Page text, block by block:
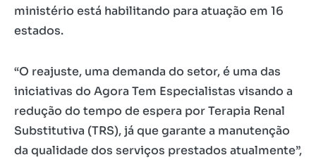
ministério está habilitando para atuação em 16
estados.
“O reajuste, uma demanda do setor, é uma das
iniciativas do Agora Tem Especialistas visando a
redução do tempo de espera por Terapia Renal
Substitutiva (TRS), já que garante a manutenção
da qualidade dos serviços prestados atualmente”,